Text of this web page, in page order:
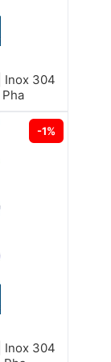
Inox 304
-1%
Inox 304